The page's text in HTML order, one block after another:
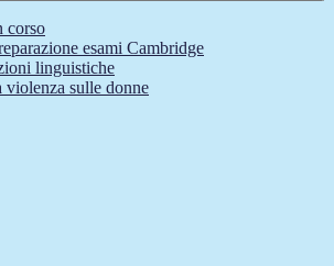
corso
esami Cambridge
linguistiche
violenza sulle donne